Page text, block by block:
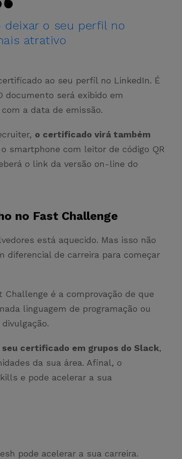
deixar o seu perfil no
atrativo
ao seu perfil no LinkedIn. É
documento será exibido em
a data de emissão.
o certificado virá também
smartphone com leitor de código QR
o link da versão on-line do
no Fast Challenge
está aquecido. Mas isso não
diferencial de carreira para começar
é a comprovação de que
linguagem de programação ou
certificado em grupos do Slack,
da sua área. Afinal, o
e pode acelerar a sua
pode acelerar a sua carreira.